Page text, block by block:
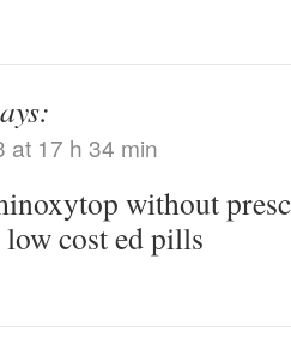
at 17 h 34 min
without
low cost ed pills